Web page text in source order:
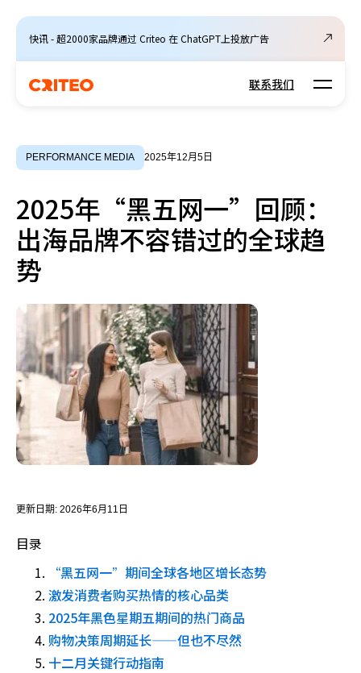
快讯 - 超2000家品牌通过 Criteo 在 ChatGPT上投放广告
联系我们 Open
PERFORMANCE MEDIA 2025年12月5日
2025年“黑五网一”回顾：
出海品牌不容错过的全球趋
势
更新日期: 2026年6月11日
目录
“黑五网一”期间全球各地区增长态势
激发消费者购买热情的核心品类
2025年黑色星期五期间的热门商品
购物决策周期延长——但也不尽然
十二月关键行动指南